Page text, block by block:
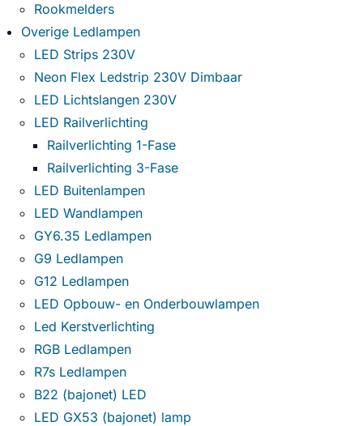
Rookmelders
Overige Ledlampen
LED Strips 230V
Neon Flex Ledstrip 230V Dimbaar
LED Lichtslangen 230V
LED Railverlichting
Railverlichting 1-Fase
Railverlichting 3-Fase
LED Buitenlampen
LED Wandlampen
GY6.35 Ledlampen
G9 Ledlampen
G12 Ledlampen
LED Opbouw- en Onderbouwlampen
Led Kerstverlichting
RGB Ledlampen
R7s Ledlampen
B22 (bajonet) LED
LED GX53 (bajonet) lamp